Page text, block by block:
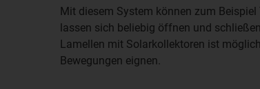
Mit diesem System können zum
lassen sich beliebig öffnen und
Lamellen mit Solarkollektoren ist
Bewegungen eignen.